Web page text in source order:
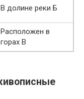
В долине реки Б
Расположен в
горах В